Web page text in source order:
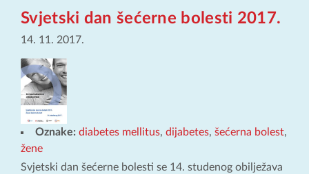
Svjetski dan šećerne bolesti 2017.
14. 11. 2017.
Oznake: diabetes mellitus, dijabetes, šećerna bolest,
žene
Svjetski dan šećerne bolesti se 14. studenog obilježava